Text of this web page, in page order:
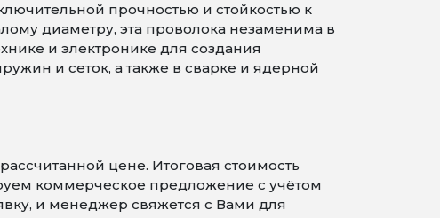
прочностью и стойкостью к
диаметру, эта проволока незаменима в
и электронике для создания
и сеток, а также в сварке и ядерной
цене. Итоговая стоимость
коммерческое предложение с учётом
и менеджер свяжется с Вами для